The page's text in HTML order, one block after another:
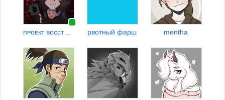
пᴘоᴇкт восстαния своҕоды рвотный фарш mentha